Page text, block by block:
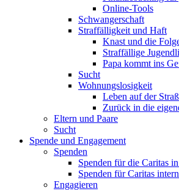
Online-Tools
Schwangerschaft
Straffälligkeit und Haft
Knast und die
Straffällige
Papa kommt ins
Sucht
Wohnungslosigkeit
Leben auf der
Zurück in die
Eltern und Paare
Sucht
Spende und Engagement
Spenden
Spenden für die Caritas
Spenden für Caritas
Engagieren